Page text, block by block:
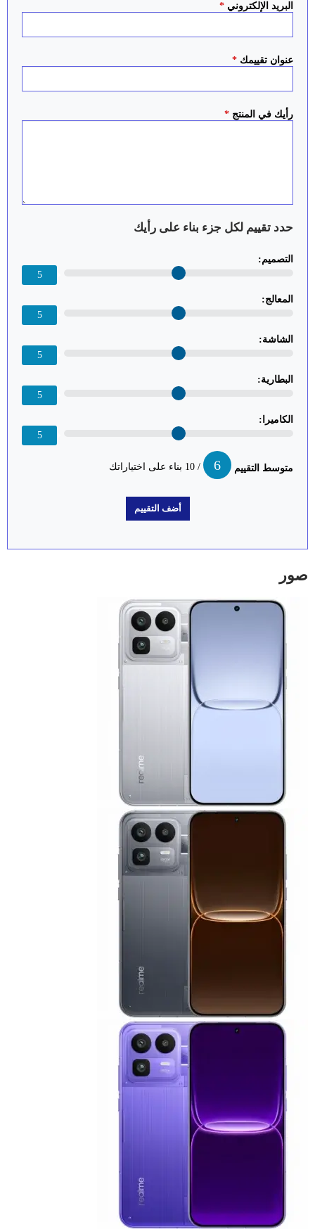
البريد الإلكتروني *
عنوان تقييمك *
رأيك في المنتج *
حدد تقييم لكل جزء بناء على رأيك
التصميم:
5
المعالج:
5
الشاشة:
5
البطارية:
5
الكاميرا:
5
متوسط التقييم 6 / 10 بناء على اختياراتك
صور